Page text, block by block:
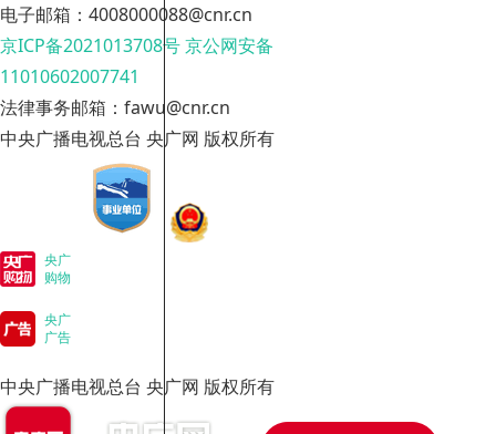
电子邮箱：4008000088@cnr.cn
京ICP备2021013708号京公网安备
11010602007741
法律事务邮箱：fawu@cnr.cn
中央广播电视总台 央广网 版权所有
央广
购物
央广
广告
中央广播电视总台 央广网 版权所有